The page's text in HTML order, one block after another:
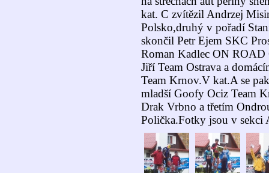
kat. C zvítězil Andrzej
Polsko,druhý v pořadí
skončil Petr Ejem SKC
Roman Kadlec ON
Jiří Team Ostrava a
Team Krnov.V kat.A se
mladší Goofy Ociz Team
Drak Vrbno a třetím
Polička.Fotky jsou v sekci